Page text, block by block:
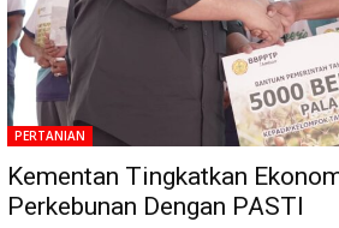
PERTANIAN
Kementan Tingkatkan
Perkebunan Dengan PASTI